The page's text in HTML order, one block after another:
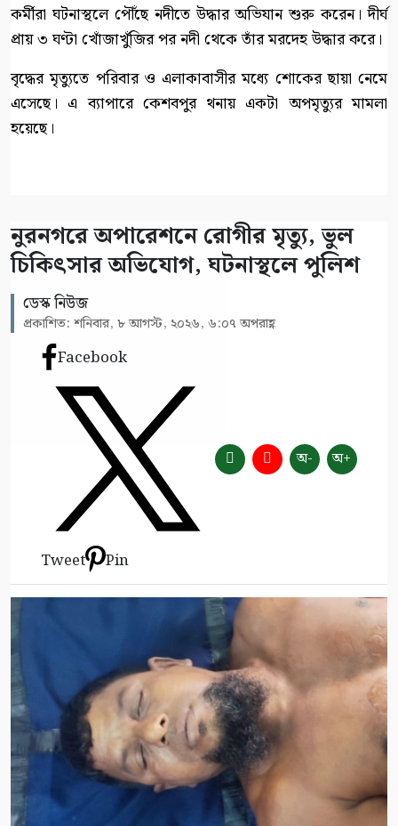
কর্মীরা ঘটনাস্থলে পৌঁছে নদীতে উদ্ধার অভিযান শুরু করেন। দীর্ঘ
প্রায় ৩ ঘণ্টা খোঁজাখুঁজির পর নদী থেকে তাঁর মরদেহ উদ্ধার করে।
বৃদ্ধের মৃত্যুতে পরিবার ও এলাকাবাসীর মধ্যে শোকের ছায়া নেমে
এসেছে। এ ব্যাপারে কেশবপুর থনায় একটা অপমৃত্যুর মামলা
হয়েছে।
নুরনগরে অপারেশনে রোগীর মৃত্যু, ভুল
চিকিৎসার অভিযোগ, ঘটনাস্থলে পুলিশ
ডেস্ক নিউজ
প্রকাশিত: শনিবার, ৮ আগস্ট, ২০২৬, ৬:০৭ অপরাহ্ণ
Facebook
Tweet Pin
অ- অ+